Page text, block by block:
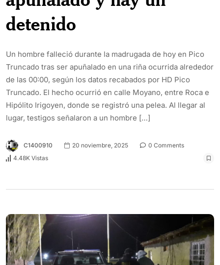
detenido
Un hombre falleció durante la madrugada de hoy en Pico
Truncado tras ser apuñalado en una riña ocurrida alrededor
de las 00:00, según los datos recabados por HD Pico
Truncado. El hecho ocurrió en calle Moyano, entre Roca e
Hipólito Irigoyen, donde se registró una pelea. Al llegar al
lugar, testigos señalaron a un hombre […]
C1400910 20 noviembre, 2025
0 Comments
4.48K Vistas